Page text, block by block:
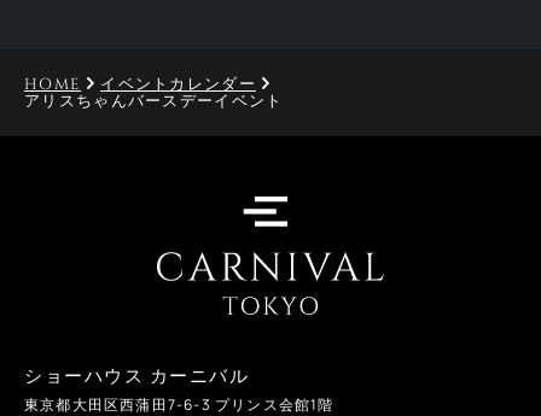
HOME イベントカレンダー
アリスちゃんバースデーイベント
ショーハウス カーニバル
東京都大田区西蒲田7-6-3 プリンス会館1階